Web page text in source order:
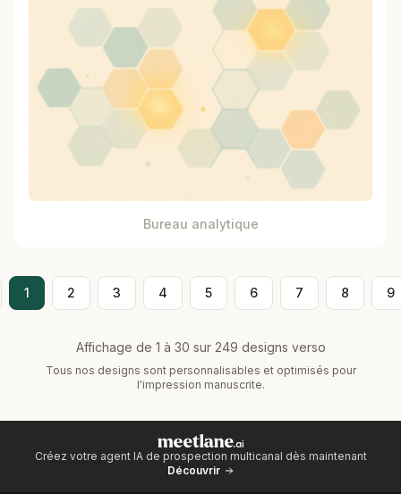
Bureau analytique
1 2 3 4 5 6 7 8 9
Affichage de 1 à 30 sur 249 designs verso
Tous nos designs sont personnalisables et optimisés pour
l'impression manuscrite.
Créez votre agent IA de prospection multicanal dès maintenant
Découvrir